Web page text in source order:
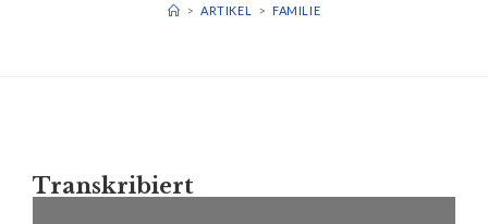
> ARTIKEL > FAMILIE
Transkribiert